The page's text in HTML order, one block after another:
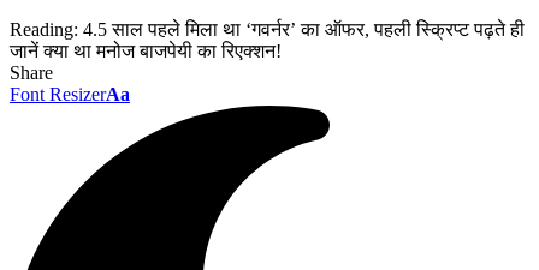
Reading: 4.5 साल पहले मिला था ‘गवर्नर’ का ऑफर, पहली स्क्रिप्ट पढ़ते ही
जानें क्या था मनोज बाजपेयी का रिएक्शन!
Share
Font ResizerAa